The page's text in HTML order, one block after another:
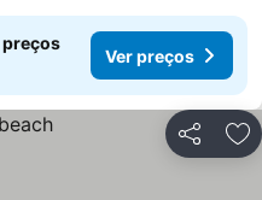
preços
Ver preços
Partilhar